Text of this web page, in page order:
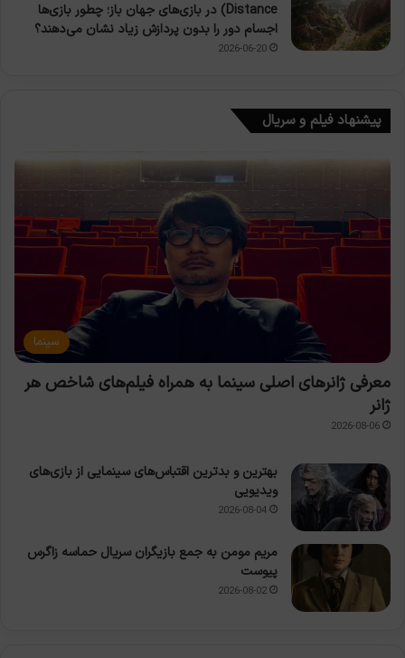
Distance) در بازی‌های جهان باز؛ چطور بازی‌ها
اجسام دور را بدون پردازش زیاد نشان می‌دهند؟
2026-06-20
پیشنهاد فیلم و سریال
سینما
معرفی ژانرهای اصلی سینما به همراه فیلم‌های شاخص هر
ژانر
2026-08-06
بهترین و بدترین اقتباس‌های سینمایی از بازی‌های
ویدیویی
2026-08-04
مریم مومن به جمع بازیگران سریال حماسه زاگرس
پیوست
2026-08-02